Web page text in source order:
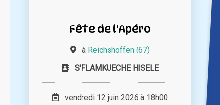
Fête de l'Apéro
à Reichshoffen (67)
S'FLAMKUECHE HISELE
vendredi 12 juin 2026 à 18h00